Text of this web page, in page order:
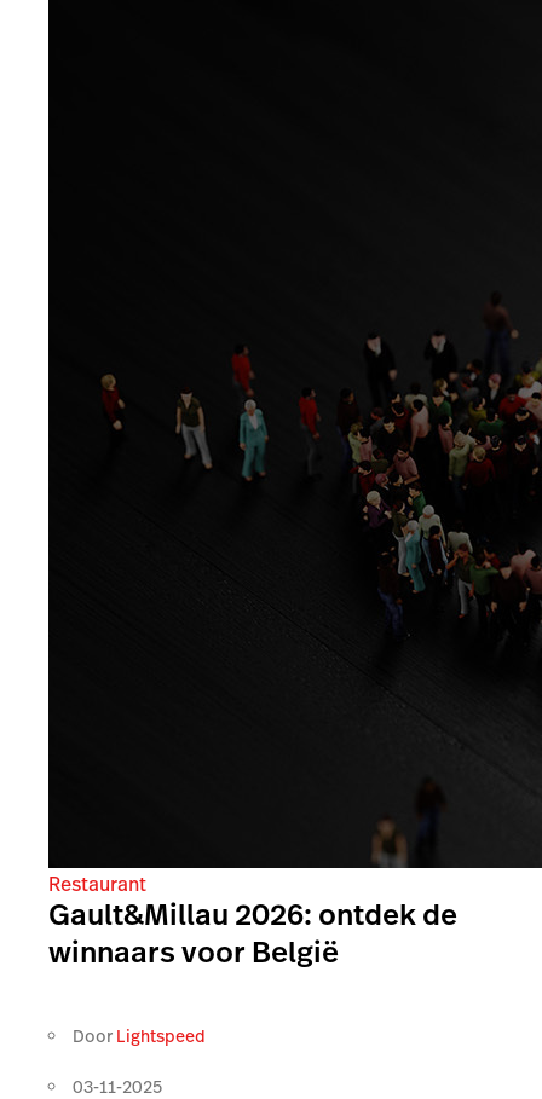
Restaurant
Gault&Millau 2026: ontdek de
winnaars voor België
Door Lightspeed
03-11-2025